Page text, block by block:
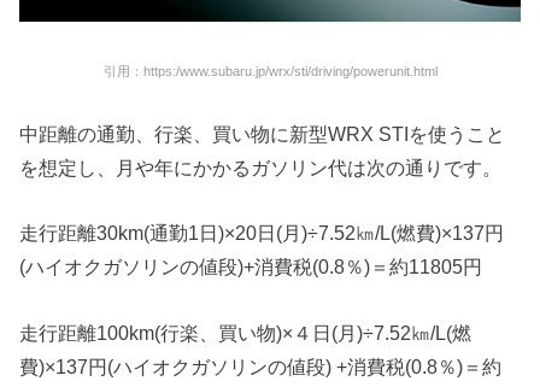
引用：https:/www.subaru.jp/wrx/sti/driving/powerunit.html
中距離の通勤、行楽、買い物に新型WRX STIを使うこと
を想定し、月や年にかかるガソリン代は次の通りです。
走行距離30km(通勤1日)×20日(月)÷7.52㎞/L(燃費)×137円
(ハイオクガソリンの値段)+消費税(0.8％)＝約11805円
走行距離100km(行楽、買い物)×４日(月)÷7.52㎞/L(燃
費)×137円(ハイオクガソリンの値段) +消費税(0.8％)＝約